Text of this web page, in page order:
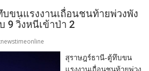
ขนแรงงานเถื่อนชนท้ายพ่วงพัง
9 วิ่งหนีเข้าป่า 2
สุราษฎร์ธานี-ตู้ทึบขน
แรงงานเถื่อนชนท้ายพ่วง